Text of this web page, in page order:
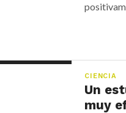
CIENCIA
Un
muy